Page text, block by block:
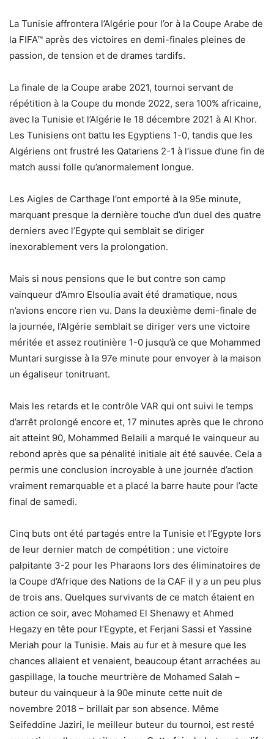
La Tunisie affrontera l’Algérie pour l’or à la Coupe Arabe de
la FIFA™ après des victoires en demi-finales pleines de
passion, de tension et de drames tardifs.
La finale de la Coupe arabe 2021, tournoi servant de
répétition à la Coupe du monde 2022, sera 100% africaine,
avec la Tunisie et l’Algérie le 18 décembre 2021 à Al Khor.
Les Tunisiens ont battu les Egyptiens 1-0, tandis que les
Algériens ont frustré les Qatariens 2-1 à l’issue d’une fin de
match aussi folle qu’anormalement longue.
Les Aigles de Carthage l’ont emporté à la 95e minute,
marquant presque la dernière touche d’un duel des quatre
derniers avec l’Egypte qui semblait se diriger
inexorablement vers la prolongation.
Mais si nous pensions que le but contre son camp
vainqueur d’Amro Elsoulia avait été dramatique, nous
n’avions encore rien vu. Dans la deuxième demi-finale de
la journée, l’Algérie semblait se diriger vers une victoire
méritée et assez routinière 1-0 jusqu’à ce que Mohammed
Muntari surgisse à la 97e minute pour envoyer à la maison
un égaliseur tonitruant.
Mais les retards et le contrôle VAR qui ont suivi le temps
d’arrêt prolongé encore et, 17 minutes après que le chrono
ait atteint 90, Mohammed Belaili a marqué le vainqueur au
rebond après que sa pénalité initiale ait été sauvée. Cela a
permis une conclusion incroyable à une journée d’action
vraiment remarquable et a placé la barre haute pour l’acte
final de samedi.
Cinq buts ont été partagés entre la Tunisie et l’Egypte lors
de leur dernier match de compétition : une victoire
palpitante 3-2 pour les Pharaons lors des éliminatoires de
la Coupe d’Afrique des Nations de la CAF il y a un peu plus
de trois ans. Quelques survivants de ce match étaient en
action ce soir, avec Mohamed El Shenawy et Ahmed
Hegazy en tête pour l’Egypte, et Ferjani Sassi et Yassine
Meriah pour la Tunisie. Mais au fur et à mesure que les
chances allaient et venaient, beaucoup étant arrachées au
gaspillage, la touche meurtrière de Mohamed Salah –
buteur du vainqueur à la 90e minute cette nuit de
novembre 2018 – brillait par son absence. Même
Seifeddine Jaziri, le meilleur buteur du tournoi, est resté